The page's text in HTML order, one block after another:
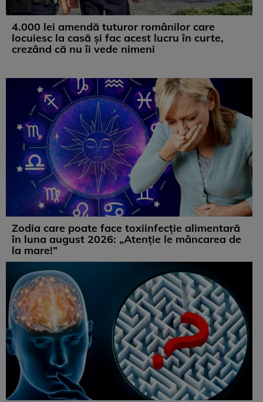
4.000 lei amendă tuturor românilor care
locuiesc la casă și fac acest lucru în curte,
crezând că nu îi vede nimeni
Zodia care poate face toxiinfecție alimentară
în luna august 2026: „Atenție le mâncarea de
la mare!”